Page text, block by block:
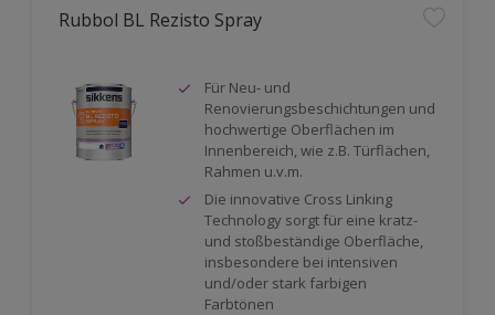
Rubbol BL Rezisto Spray
Für Neu- und
Renovierungsbeschichtungen und
hochwertige Oberflächen im
Innenbereich, wie z.B. Türflächen,
Rahmen u.v.m.
Die innovative Cross Linking
Technology sorgt für eine kratz-
und stoßbeständige Oberfläche,
insbesondere bei intensiven
und/oder stark farbigen
Farbtönen